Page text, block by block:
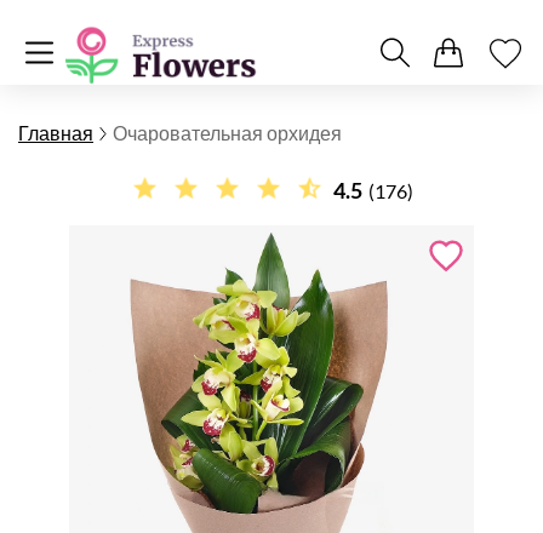
Главная Очаровательная орхидея
4.5 (176)